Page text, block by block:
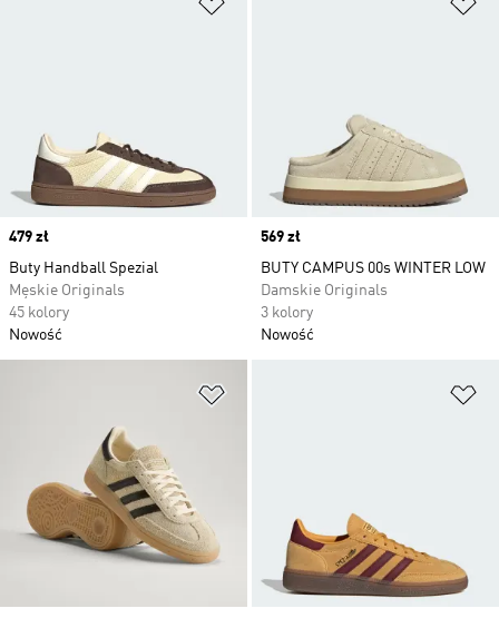
Price
479 zł
Buty Handball Spezial
Męskie Originals
45 kolory
Nowość
Price
569 zł
BUTY CAMPUS 00s WINTER LOW
Damskie Originals
3 kolory
Nowość